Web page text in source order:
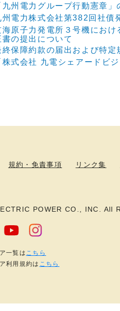
九州電力グループ行動憲章
州電力株式会社第382回社債
海原子力発電所３号機にお
書の提出について
終保障約款の届出および特
株式会社 九電シェアードビ
規約・免責事項 リンク集
POWER CO., INC. All
一覧は こちら
利用規約は こちら